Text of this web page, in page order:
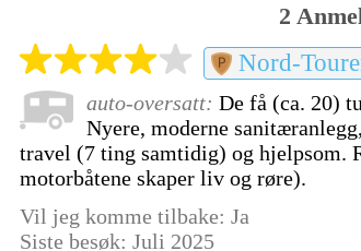
2
Nord-
auto-oversatt:De få (ca. 20)
Nyere, moderne
travel (7 ting samtidig) og hjelpsom.
motorbåtene skaper liv og røre).
Vil jeg komme tilbake: Ja
Siste besøk: Juli 2025